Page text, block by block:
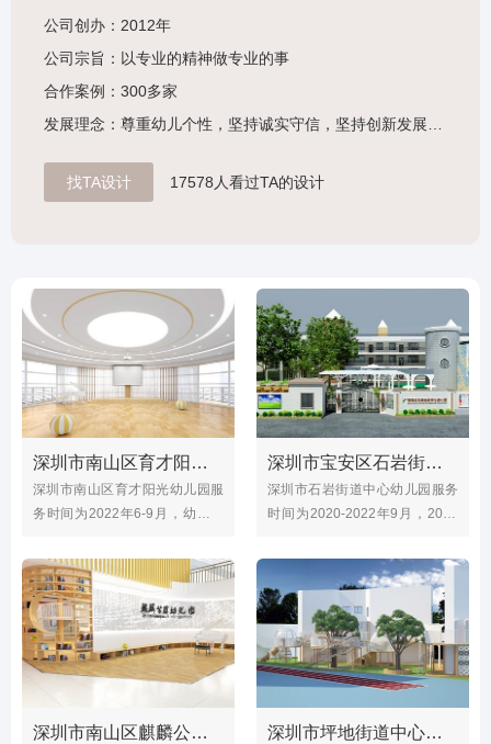
公司创办：2012年
公司宗旨：以专业的精神做专业的事
合作案例：300多家
找TA设计 17578人看过TA的设计
深圳市南山区育才阳光幼儿园（音体室）
深圳市南山区育才阳光幼儿园服
务时间为2022年6-9月，幼儿园
间，户外围栏，材料柜等；育才
阳光幼儿园位于深圳市南山区前
海路阳光棕榈园（三期）小区内,
是一所公办幼儿园
深圳市宝安区石岩街道中心幼儿园（户外设计）
深圳市石岩街道中心幼儿园服务
时间为2020-2022年9月，2020
计，户外组合玩具，水池等；石
岩街道中心幼儿园位于石岩街道
梅园一路12号，园所内设备齐
全，大型玩具比比皆是
深圳市南山区麒麟公馆幼儿园（大厅设计） 深圳市坪地街道中心幼儿园（户外大型玩具）